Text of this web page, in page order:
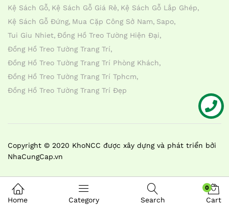
Kệ Sách Gỗ Kệ Sách Gỗ Giá Rẻ Kệ Sách Gỗ Lắp Ghép
Kệ Sách Gỗ Đứng Mua Cặp Công Sở Nam Sapo
Tui Giu Nhiet Đồng Hồ Treo Tường Hiện Đại
Đồng Hồ Treo Tường Trang Trí
Đồng Hồ Treo Tường Trang Trí Phòng Khách
Đồng Hồ Treo Tường Trang Trí Tphcm
Đồng Hồ Treo Tường Trang Trí Đẹp
Copyright © 2020 KhoNCC được xây dựng và phát triển bởi
NhaCungCap.vn
Home Category Search
0
Cart
Liên hệ